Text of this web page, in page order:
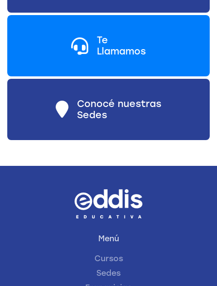
Te
Llamamos
Conocé nuestras
Sedes
Menú
Cursos
Sedes